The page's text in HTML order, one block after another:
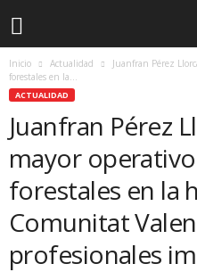
Inicio Actualidad
Juanfran Pérez
forestales en la...
ACTUALIDAD
Juanfran Pérez
mayor
forestales en la
Comunitat
profesionales